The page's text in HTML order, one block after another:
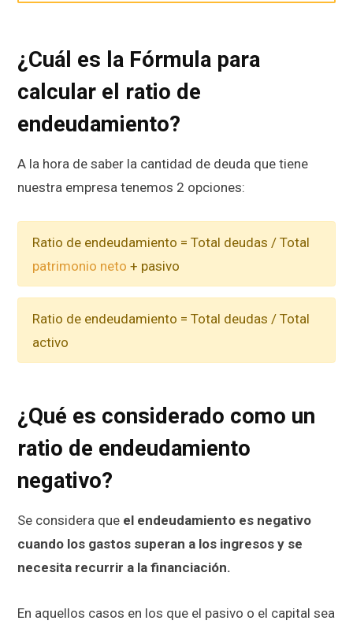
¿Cuál es la Fórmula para
calcular el ratio de
endeudamiento?
A la hora de saber la cantidad de deuda que tiene
nuestra empresa tenemos 2 opciones:
Ratio de endeudamiento = Total deudas / Total
patrimonio neto + pasivo
Ratio de endeudamiento = Total deudas / Total
activo
¿Qué es considerado como un
ratio de endeudamiento
negativo?
Se considera que el endeudamiento es negativo
cuando los gastos superan a los ingresos y se
necesita recurrir a la financiación.
En aquellos casos en los que el pasivo o el capital sea